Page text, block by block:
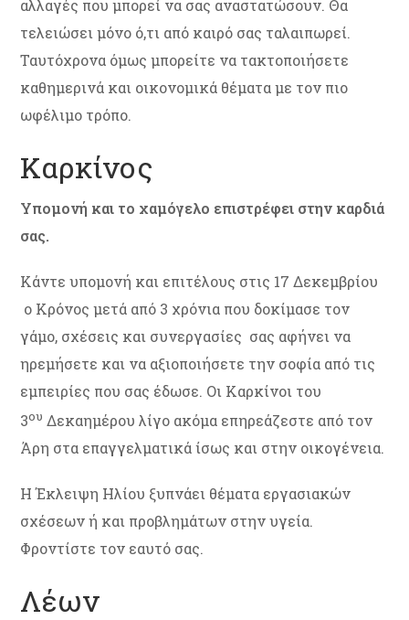
αλλαγές που μπορεί να σας αναστατώσουν. Θα
τελειώσει μόνο ό,τι από καιρό σας ταλαιπωρεί.
Ταυτόχρονα όμως μπορείτε να τακτοποιήσετε
καθημερινά και οικονομικά θέματα με τον πιο
ωφέλιμο τρόπο.
Καρκίνος
Υπομονή και το χαμόγελο επιστρέφει στην καρδιά
σας.
Κάντε υπομονή και επιτέλους στις 17 Δεκεμβρίου
ο Κρόνος μετά από 3 χρόνια που δοκίμασε τον
γάμο, σχέσεις και συνεργασίες σας αφήνει να
ηρεμήσετε και να αξιοποιήσετε την σοφία από τις
εμπειρίες που σας έδωσε. Οι Καρκίνοι του
3ου Δεκαημέρου λίγο ακόμα επηρεάζεστε από τον
Άρη στα επαγγελματικά ίσως και στην οικογένεια.
Η Έκλειψη Ηλίου ξυπνάει θέματα εργασιακών
σχέσεων ή και προβλημάτων στην υγεία.
Φροντίστε τον εαυτό σας.
Λέων